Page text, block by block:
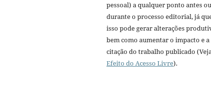
pessoal) a qualquer ponto antes ou
durante o processo editorial, já
isso pode gerar alterações
bem como aumentar o impacto e a
citação do trabalho publicado
Efeito do Acesso Livre).